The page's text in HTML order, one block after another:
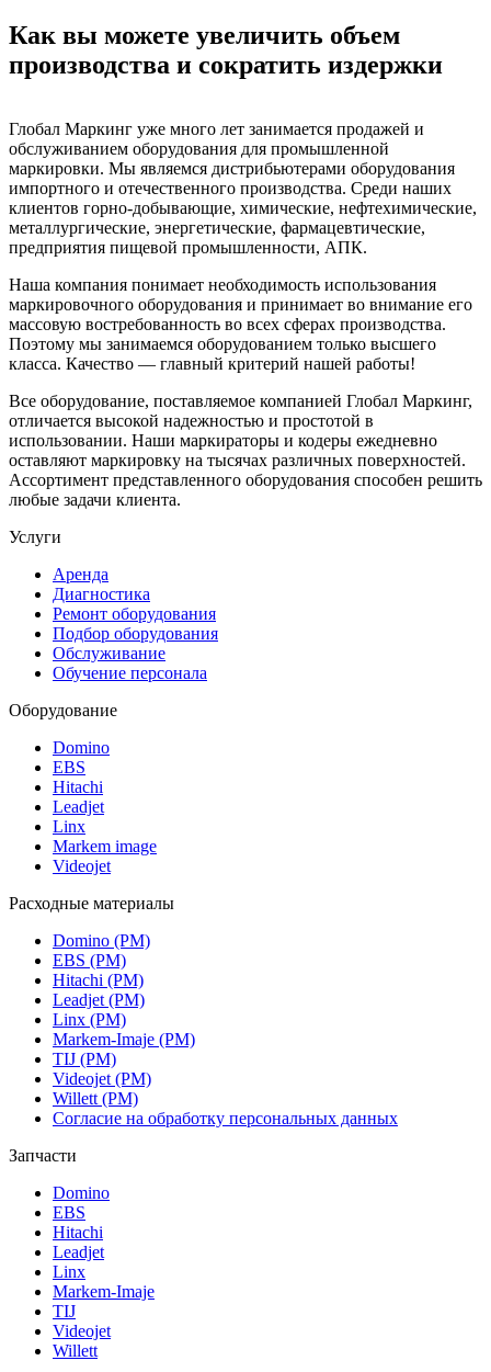
Как вы можете увеличить объем
производства и сократить издержки
Глобал Маркинг уже много лет занимается продажей и
обслуживанием оборудования для промышленной
маркировки. Мы являемся дистрибьютерами оборудования
импортного и отечественного производства. Среди наших
клиентов горно-добывающие, химические, нефтехимические,
металлургические, энергетические, фармацевтические,
предприятия пищевой промышленности, АПК.
​Наша компания понимает необходимость использования
маркировочного оборудования и принимает во внимание его
массовую востребованность во всех сферах производства.
Поэтому мы занимаемся оборудованием только высшего
класса. Качество — главный критерий нашей работы!
Все оборудование, поставляемое компанией Глобал Маркинг,
отличается высокой надежностью и простотой в
использовании. Наши маркираторы и кодеры ежедневно
оставляют маркировку на тысячах различных поверхностей.
Ассортимент представленного оборудования способен решить
любые задачи клиента.
Услуги
Аренда
Диагностика
Ремонт оборудования
Подбор оборудования
Обслуживание
Обучение персонала
Оборудование
Domino
EBS
Hitachi
Leadjet
Linx
Markem image
Videojet
Расходные материалы
Domino (РМ)
EBS (РМ)
Hitachi (РМ)
Leadjet (РМ)
Linx (РМ)
Markem-Imaje (РМ)
TIJ (РМ)
Videojet (РМ)
Willett (РМ)
Согласие на обработку персональных данных
Запчасти
Domino
EBS
Hitachi
Leadjet
Linx
Markem-Imaje
TIJ
Videojet
Willett